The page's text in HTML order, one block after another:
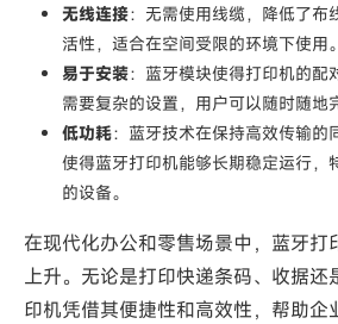
无线连接：无需使用线缆，降低了布
活性，适合在空间受限的环境下使用。
易于安装：蓝牙模块使得打印机的配
需要复杂的设置，用户可以随时随地
低功耗：蓝牙技术在保持高效传输的
使得蓝牙打印机能够长期稳定运行，
的设备。
在现代化办公和零售场景中，蓝牙打
上升。无论是打印快递条码、收据还
印机凭借其便捷性和高效性，帮助企